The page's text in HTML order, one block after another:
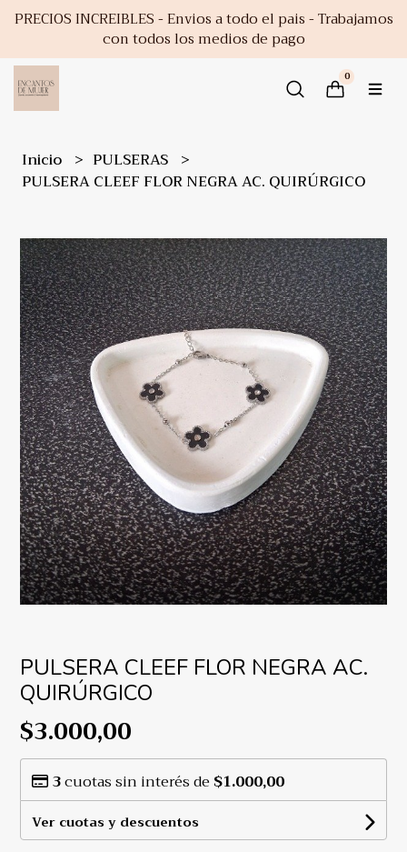
PRECIOS INCREIBLES - Envios a todo el pais - Trabajamos
con todos los medios de pago
0
Inicio
PULSERAS
PULSERA CLEEF FLOR NEGRA AC. QUIRÚRGICO
PULSERA CLEEF FLOR NEGRA AC.
QUIRÚRGICO
$3.000,00
3cuotas sin interés de $1.000,00
Ver cuotas y descuentos